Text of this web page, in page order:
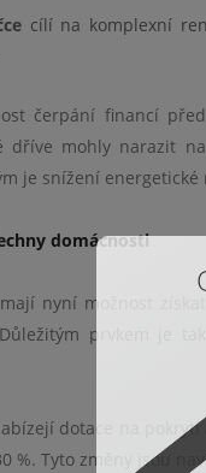
cílí na komplexní
čerpání financí
dříve mohly narazit
je snížení
domácnosti
nyní možnost
prvkem je
dotace na
%. Tyto změny jsou